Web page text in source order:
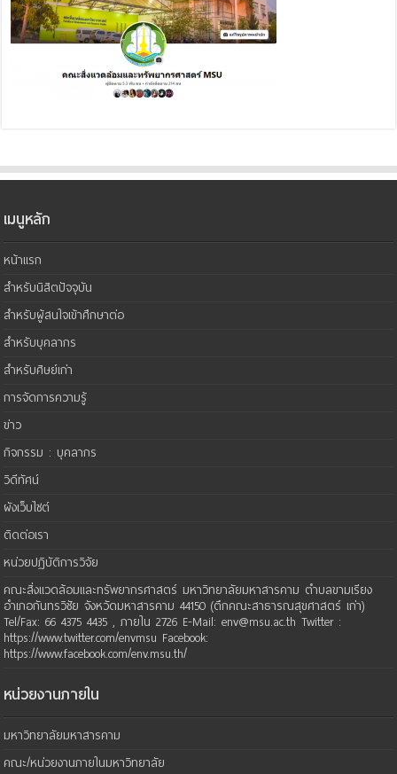
เมนูหลัก
หน้าแรก
สำหรับนิสิตปัจจุบัน
สำหรับผู้สนใจเข้าศึกษาต่อ
สำหรับบุคลากร
สำหรับศิษย์เก่า
การจัดการความรู้
ข่าว
กิจกรรม : บุคลากร
วิดีทัศน์
ผังเว็บไซต์
ติดต่อเรา
หน่วยปฏิบัติการวิจัย
คณะสิ่งแวดล้อมและทรัพยากรศาสตร์ มหาวิทยาลัยมหาสารคาม ตำบลขามเรียง
อำเภอกันทรวิชัย จังหวัดมหาสารคาม 44150 (ตึกคณะสาธารณสุขศาสตร์ เก่า)
Tel/Fax: 66 4375 4435 , ภายใน 2726 E-Mail: env@msu.ac.th Twitter :
https://www.twitter.com/envmsu Facebook:
https://www.facebook.com/env.msu.th/
หน่วยงานภายใน
มหาวิทยาลัยมหาสารคาม
คณะ/หน่วยงานภายในมหาวิทยาลัย